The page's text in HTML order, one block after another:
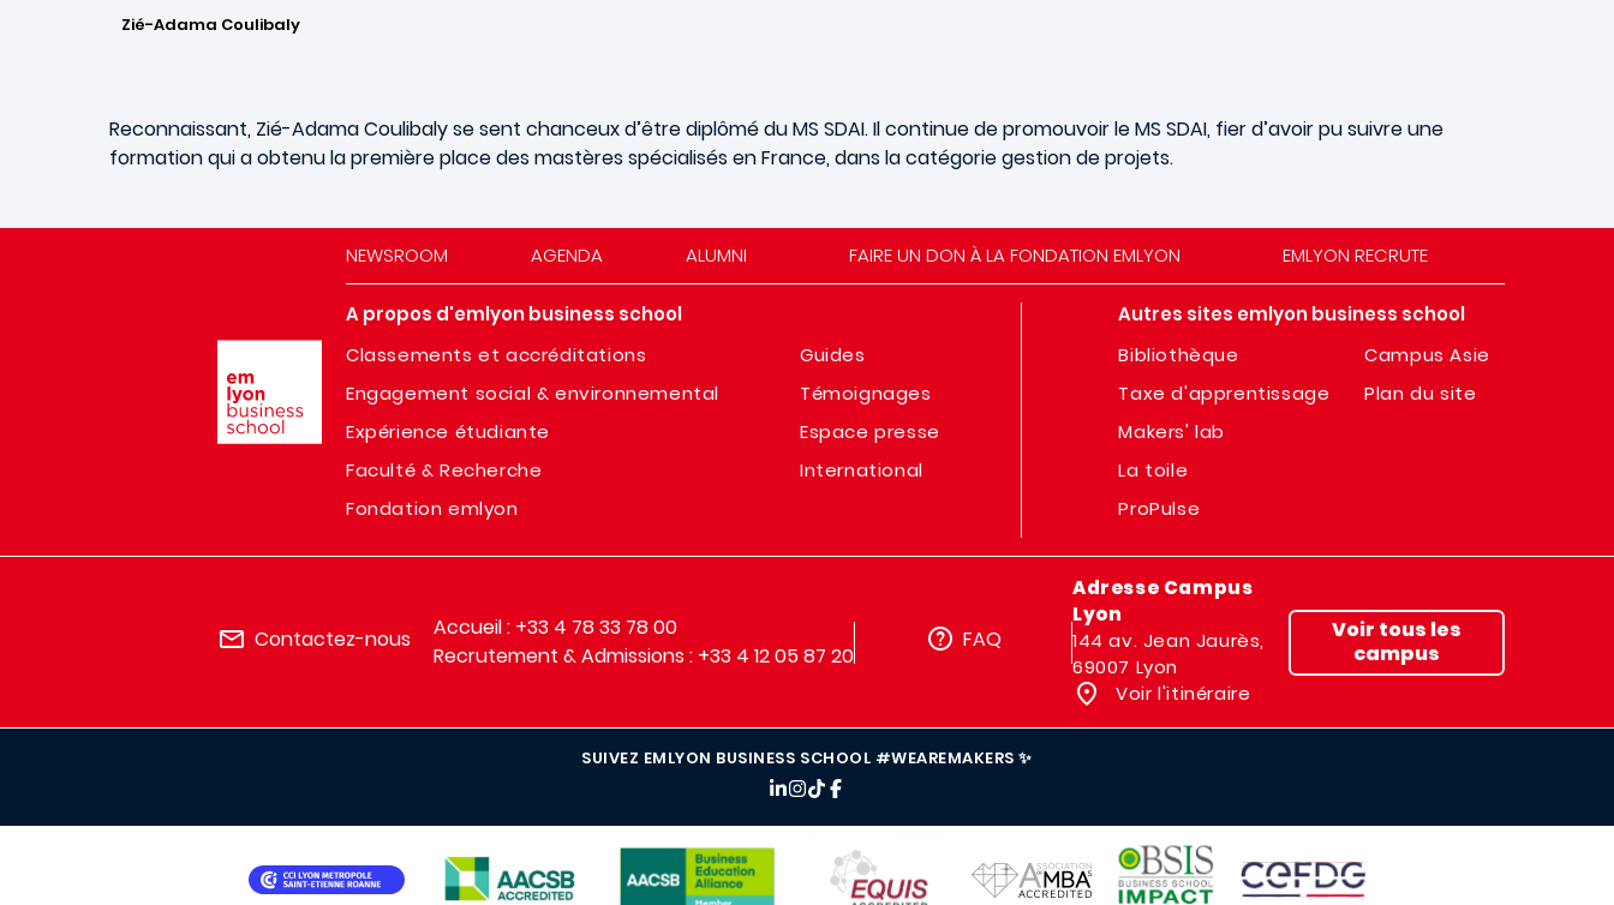
Zié-Adama Coulibaly
Reconnaissant, Zié-Adama Coulibaly se sent chanceux d’être diplômé du MS SDAI. Il continue de promouvoir le MS SDAI, fier d’avoir pu suivre une
formation qui a obtenu la première place des mastères spécialisés en France, dans la catégorie gestion de projets.
NEWSROOM AGENDA ALUMNI FAIRE UN DON À LA FONDATION EMLYON EMLYON RECRUTE
A propos d'emlyon business school
Classements et accréditations
Engagement social & environnemental
Expérience étudiante
Faculté & Recherche
Fondation emlyon
Guides
Témoignages
Espace presse
International
Autres sites emlyon business school
Bibliothèque
Taxe d'apprentissage
Makers' lab
La toile
ProPulse
Campus Asie
Plan du site
Contactez-nous
Accueil : +33 4 78 33 78 00
Recrutement & Admissions : +33 4 12 05 87 20
FAQ
Adresse Campus
Lyon
144 av. Jean Jaurès,
69007 Lyon
Voir l'itinéraire
Voir tous les
campus
SUIVEZ EMLYON BUSINESS SCHOOL #WEAREMAKERS ✨
IMAGE
IMAGE
IMAGE
IMAGE